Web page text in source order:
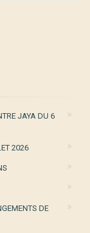
JAYA DU 6
2026
DE